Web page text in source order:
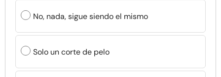
No, nada, sigue siendo el mismo
Solo un corte de pelo